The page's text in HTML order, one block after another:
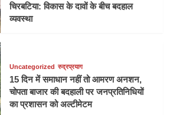
चिरबटिया: विकास के दावों के बीच बदहाल
व्यवस्था
Uncategorized रुद्रप्रयाग
15 दिन में समाधान नहीं तो आमरण अनशन,
चोपता बाजार की बदहाली पर जनप्रतिनिधियों
का प्रशासन को अल्टीमेटम